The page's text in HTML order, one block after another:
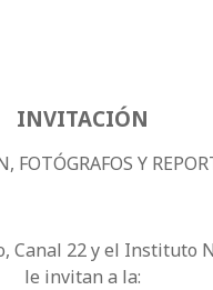
INVITACIÓN
FOTÓGRAFOS Y
Canal 22 y el Instituto
le invitan a la: